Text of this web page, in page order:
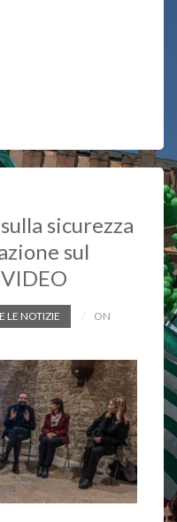
sicurezza
sul
LE NOTIZIE
ON